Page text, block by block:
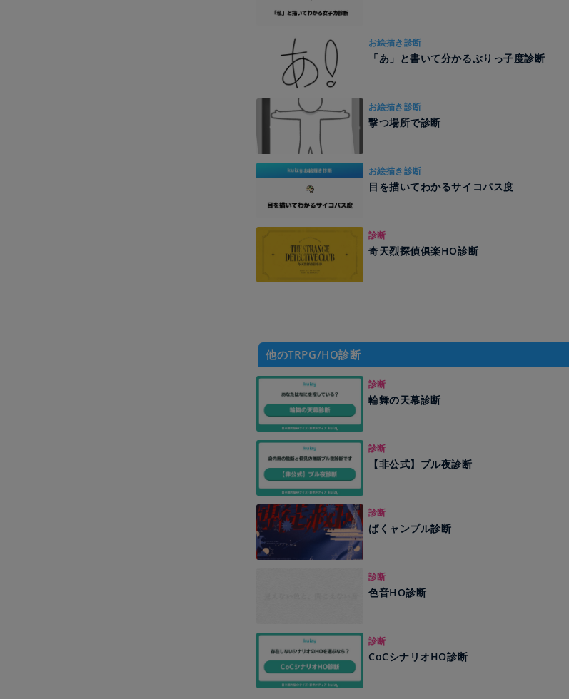
お絵描き診断
「あ」と書いて分かるぶりっ子度診断
お絵描き診断
撃つ場所で診断
お絵描き診断
目を描いてわかるサイコパス度
診断
奇天烈探偵俱楽HO診断
他のTRPG/HO診断
診断
輪舞の天幕診断
診断
【非公式】プル夜診断
診断
ばくャンブル診断
診断
色音HO診断
診断
CoCシナリオHO診断